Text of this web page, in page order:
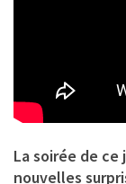
La soirée de ce
nouvelles